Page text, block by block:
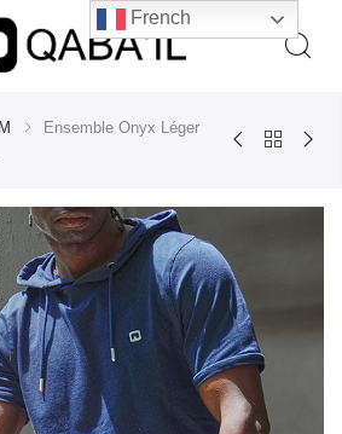
M
Ensemble Onyx Léger
French